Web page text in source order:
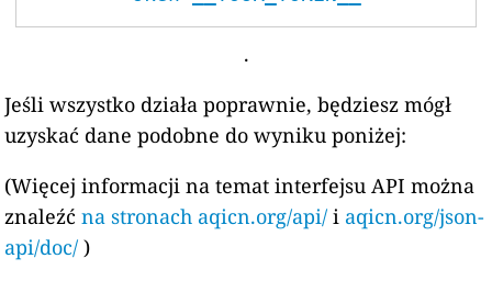
.
Jeśli wszystko działa poprawnie, będziesz mógł
uzyskać dane podobne do wyniku poniżej:
(Więcej informacji na temat interfejsu API można
znaleźćna stronach aqicn.org/api/ i aqicn.org/json-
api/doc/ )